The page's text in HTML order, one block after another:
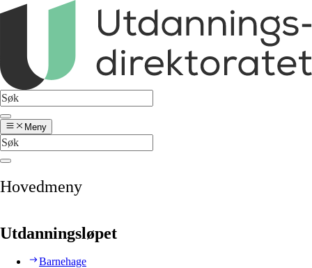
Meny
Hovedmeny
Utdanningsløpet
Barnehage